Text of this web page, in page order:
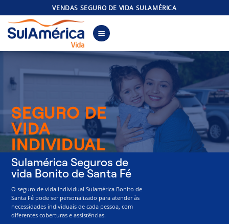
to
content
VENDAS SEGURO DE VIDA SULAMÉRICA
SEGURO DE
VIDA
INDIVIDUAL
Sulamérica Seguros de
vida Bonito de Santa Fé
O seguro de vida individual Sulamérica Bonito de
Santa Fé pode ser personalizado para atender às
necessidades individuais de cada pessoa, com
diferentes coberturas e assistências.